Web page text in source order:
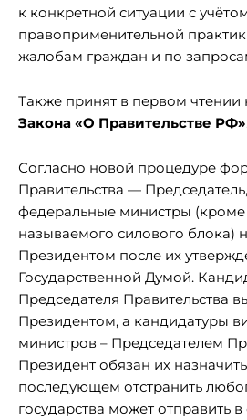
к конкретной ситуации с
правоприменительной
жалобам граждан и по
Также принят в первом чтении
Закона «О Правительстве РФ»
Согласно новой процедуре
Правительства —
федеральные министры (кроме
называемого силового блока)
Президентом после их
Государственной Думой.
Председателя Правительства
Президентом, а кандидатуры
министров – Председателем
Президент обязан их
последующем отстранить
государства может отправить в